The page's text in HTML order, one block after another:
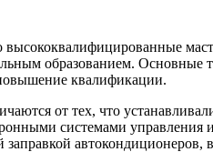
образованием.
квалификации.
от тех, что
системами